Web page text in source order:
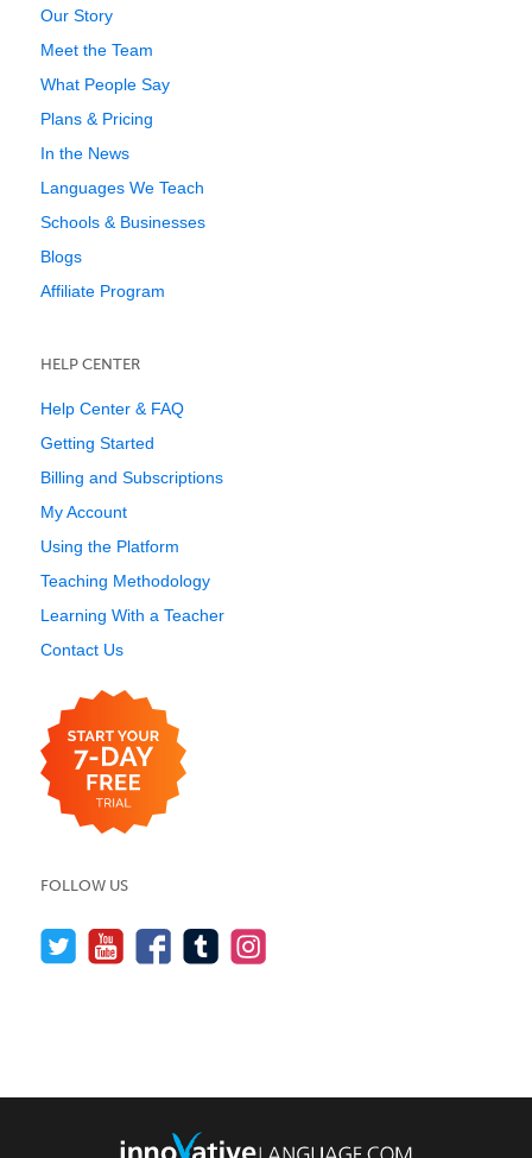
Our Story
Meet the Team
What People Say
Plans & Pricing
In the News
Languages We Teach
Schools & Businesses
Blogs
Affiliate Program
HELP CENTER
Help Center & FAQ
Getting Started
Billing and Subscriptions
My Account
Using the Platform
Teaching Methodology
Learning With a Teacher
Contact Us
FOLLOW US